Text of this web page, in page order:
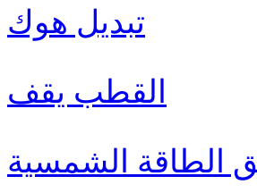
تبديل هوك
القطب يقف
الطاقة الشمسية